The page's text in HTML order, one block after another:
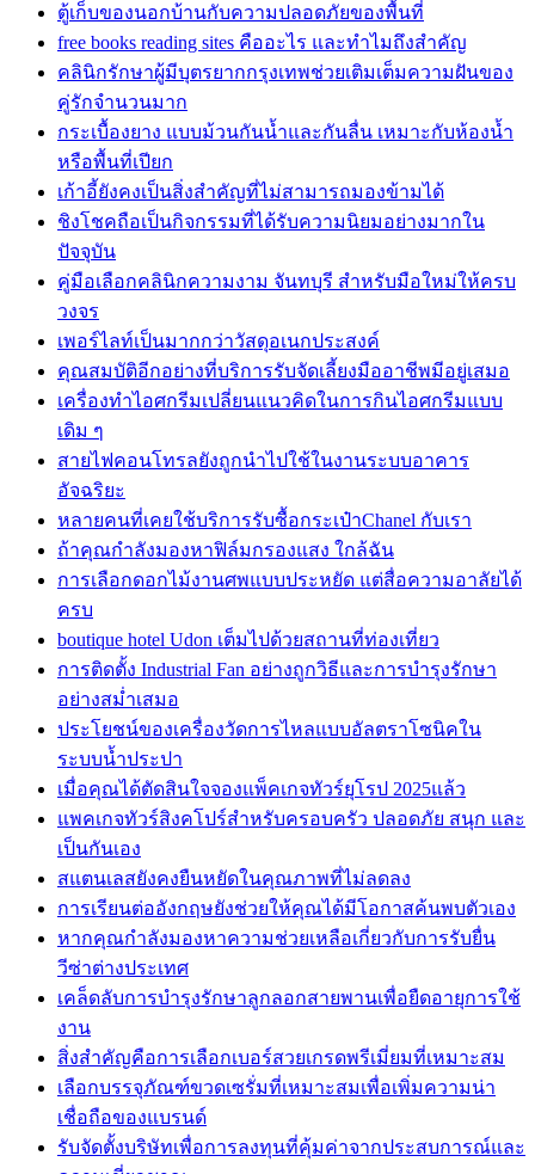
ตู้เก็บของนอกบ้านกับความปลอดภัยของพื้นที่
free books reading sites คืออะไร และทำไมถึงสำคัญ
คลินิกรักษาผู้มีบุตรยากกรุงเทพช่วยเติมเต็มความฝันของ
คู่รักจำนวนมาก
กระเบื้องยาง แบบม้วนกันน้ำและกันลื่น เหมาะกับห้องน้ำ
หรือพื้นที่เปียก
เก้าอี้ยังคงเป็นสิ่งสำคัญที่ไม่สามารถมองข้ามได้
ชิงโชคถือเป็นกิจกรรมที่ได้รับความนิยมอย่างมากใน
ปัจจุบัน
คู่มือเลือกคลินิกความงาม จันทบุรี สำหรับมือใหม่ให้ครบ
วงจร
เพอร์ไลท์เป็นมากกว่าวัสดุอเนกประสงค์
คุณสมบัติอีกอย่างที่บริการรับจัดเลี้ยงมืออาชีพมีอยู่เสมอ
เครื่องทำไอศกรีมเปลี่ยนแนวคิดในการกินไอศกรีมแบบ
เดิม ๆ
สายไฟคอนโทรลยังถูกนำไปใช้ในงานระบบอาคาร
อัจฉริยะ
หลายคนที่เคยใช้บริการรับซื้อกระเป๋าChanel กับเรา
ถ้าคุณกำลังมองหาฟิล์มกรองแสง ใกล้ฉัน
การเลือกดอกไม้งานศพแบบประหยัด แต่สื่อความอาลัยได้
ครบ
boutique hotel Udon เต็มไปด้วยสถานที่ท่องเที่ยว
การติดตั้ง Industrial Fan อย่างถูกวิธีและการบำรุงรักษา
อย่างสม่ำเสมอ
ประโยชน์ของเครื่องวัดการไหลแบบอัลตราโซนิคใน
ระบบน้ำประปา
เมื่อคุณได้ตัดสินใจจองแพ็คเกจทัวร์ยุโรป 2025แล้ว
แพคเกจทัวร์สิงคโปร์สำหรับครอบครัว ปลอดภัย สนุก และ
เป็นกันเอง
สแตนเลสยังคงยืนหยัดในคุณภาพที่ไม่ลดลง
การเรียนต่ออังกฤษยังช่วยให้คุณได้มีโอกาสค้นพบตัวเอง
หากคุณกำลังมองหาความช่วยเหลือเกี่ยวกับการรับยื่น
วีซ่าต่างประเทศ
เคล็ดลับการบำรุงรักษาลูกลอกสายพานเพื่อยืดอายุการใช้
งาน
สิ่งสำคัญคือการเลือกเบอร์สวยเกรดพรีเมี่ยมที่เหมาะสม
เลือกบรรจุภัณฑ์ขวดเซรั่มที่เหมาะสมเพื่อเพิ่มความน่า
เชื่อถือของแบรนด์
รับจัดตั้งบริษัทเพื่อการลงทุนที่คุ้มค่าจากประสบการณ์และ